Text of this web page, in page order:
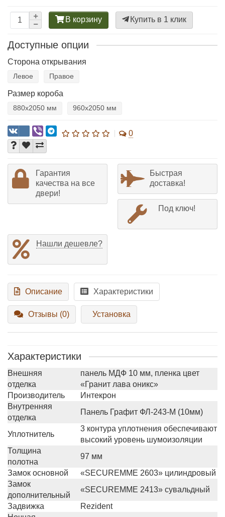
В корзину Купить в 1 клик
Доступные опции
Сторона открывания
Левое Правое
Размер короба
880х2050 мм 960х2050 мм
0
Гарантия
качества на все
двери!
Быстрая
доставка!
Под ключ!
Нашли дешевле?
Описание Характеристики
Отзывы (0) Установка
Характеристики
Внешняя
отделка
панель МДФ 10 мм, пленка цвет
«Гранит лава оникс»
Производитель
Интекрон
Внутренняя
отделка
Панель Графит ФЛ-243-М (10мм)
Уплотнитель
3 контура уплотнения обеспечивают
высокий уровень шумоизоляции
Толщина
полотна
97 мм
Замок основной
«SECUREMME 2603» цилиндровый
Замок
дополнительный
«SECUREMME 2413» сувальдный
Задвижка
Rezident